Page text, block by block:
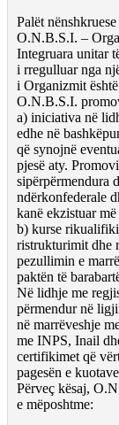
Palët
O.N.B.S.I. –
Integruara unitar
i rregulluar nga
i Organizmit
O.N.B.S.I.
a) iniciativa në
edhe në
që synojnë
pjesë aty.
sipërpërmendura
ndërkonfederale
kanë ekzistuar më
b) kurse
ristrukturimit dhe
pezullimin e
paktën të
Në lidhje me
përmendur në
në marrëveshje
me INPS, Inail
certifikimet që
pagesën e
Përveç kësaj,
e mëposhtme: